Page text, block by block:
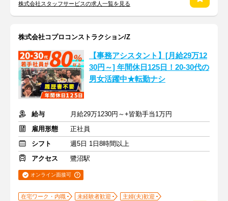
株式会社スタッフサービスの求人一覧を見る
株式会社コプロコンストラクション/Z
【事務アシスタント】[月給29万12
30円～] 年間休日125日！20-30代の
男女活躍中★転勤ナシ
給与
月給29万1230円～+皆勤手当1万円
雇用形態
正社員
シフト
週5日 1日8時間以上
アクセス
鷺沼駅
オンライン面接可
在宅ワーク・内職 未経験者歓迎
主婦(夫)歓迎